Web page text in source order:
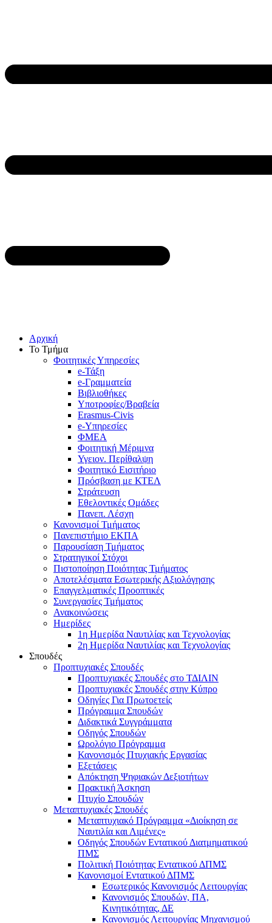
Αρχική
Το Τμήμα
Φοιτητικές Υπηρεσίες
e-Τάξη
e-Γραμματεία
Βιβλιοθήκες
Υποτροφίες/Βραβεία
Erasmus-Civis
e-Υπηρεσίες
ΦΜΕΑ
Φοιτητική Μέριμνα
Υγειον. Περίθαλψη
Φοιτητικό Εισιτήριο
Πρόσβαση με ΚΤΕΛ
Στράτευση
Εθελοντικές Ομάδες
Πανεπ. Λέσχη
Κανονισμοί Τμήματος
Πανεπιστήμιο ΕΚΠΑ
Παρουσίαση Τμήματος
Στρατηγικοί Στόχοι
Πιστοποίηση Ποιότητας Τμήματος
Αποτελέσματα Εσωτερικής Αξιολόγησης
Επαγγελματικές Προοπτικές
Συνεργασίες Τμήματος
Ανακοινώσεις
Ημερίδες
1η Ημερίδα Ναυτιλίας και Τεχνολογίας
2η Ημερίδα Ναυτιλίας και Τεχνολογίας
Σπουδές
Προπτυχιακές Σπουδές
Προπτυχιακές Σπουδές στο ΤΔΙΛΙΝ
Προπτυχιακές Σπουδές στην Κύπρο
Οδηγίες Για Πρωτοετείς
Πρόγραμμα Σπουδών
Διδακτικά Συγγράμματα
Οδηγός Σπουδών
Ωρολόγιο Πρόγραμμα
Κανονισμός Πτυχιακής Εργασίας
Εξετάσεις
Απόκτηση Ψηφιακών Δεξιοτήτων
Πρακτική Άσκηση
Πτυχίο Σπουδών
Μεταπτυχιακές Σπουδές
Μεταπτυχιακό Πρόγραμμα «Διοίκηση σε
Ναυτιλία και Λιμένες»
Οδηγός Σπουδών Εντατικού Διατμηματικού
ΠΜΣ
Πολιτική Ποιότητας Εντατικού ΔΠΜΣ
Κανονισμοί Εντατικού ΔΠΜΣ
Εσωτερικός Κανονισμός Λειτουργίας
Κανονισμός Σπουδών, ΠΑ,
Κινητικότητας, ΔΕ
Κανονισμός Λειτουργίας Μηχανισμού